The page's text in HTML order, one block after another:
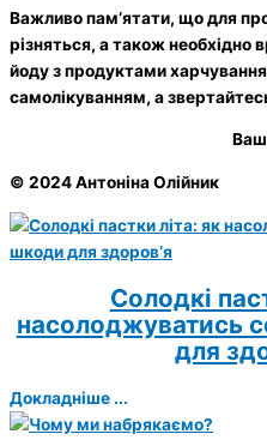
Важливо пам’ятати, що для
різняться, а також необхідно
йоду з продуктами
самолікуванням, а
Ваш
© 2024 Антоніна Олійник
Солодкі
насолоджуватись
для
Докладніше ...